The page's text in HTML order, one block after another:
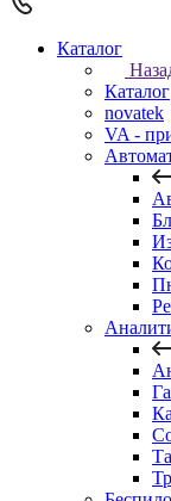
Каталог
Каталог
novatek
VA -